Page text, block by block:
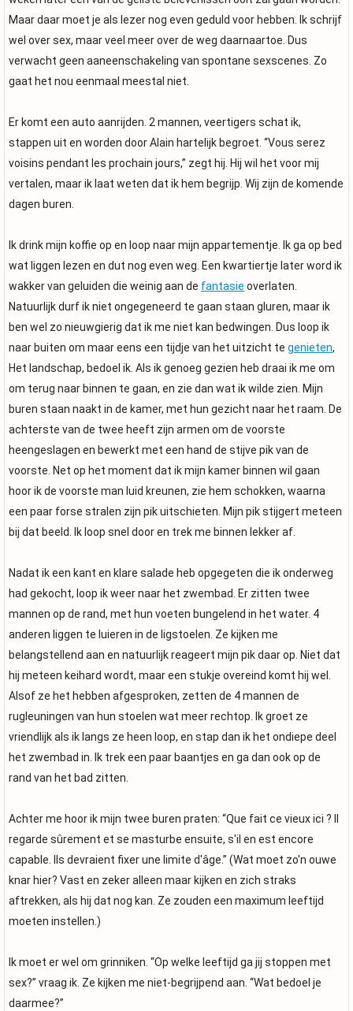
Maar daar moet je als lezer nog even geduld voor hebben. Ik schrijf
wel over sex, maar veel meer over de weg daarnaartoe. Dus
verwacht geen aaneenschakeling van spontane sexscenes. Zo
gaat het nou eenmaal meestal niet.
Er komt een auto aanrijden. 2 mannen, veertigers schat ik,
stappen uit en worden door Alain hartelijk begroet. “Vous serez
voisins pendant les prochain jours,” zegt hij. Hij wil het voor mij
vertalen, maar ik laat weten dat ik hem begrijp. Wij zijn de komende
dagen buren.
Ik drink mijn koffie op en loop naar mijn appartementje. Ik ga op bed
wat liggen lezen en dut nog even weg. Een kwartiertje later word ik
wakker van geluiden die weinig aan de fantasie overlaten.
Natuurlijk durf ik niet ongegeneerd te gaan staan gluren, maar ik
ben wel zo nieuwgierig dat ik me niet kan bedwingen. Dus loop ik
naar buiten om maar eens een tijdje van het uitzicht te genieten,
Het landschap, bedoel ik. Als ik genoeg gezien heb draai ik me om
om terug naar binnen te gaan, en zie dan wat ik wilde zien. Mijn
buren staan naakt in de kamer, met hun gezicht naar het raam. De
achterste van de twee heeft zijn armen om de voorste
heengeslagen en bewerkt met een hand de stijve pik van de
voorste. Net op het moment dat ik mijn kamer binnen wil gaan
hoor ik de voorste man luid kreunen, zie hem schokken, waarna
een paar forse stralen zijn pik uitschieten. Mijn pik stijgert meteen
bij dat beeld. Ik loop snel door en trek me binnen lekker af.
Nadat ik een kant en klare salade heb opgegeten die ik onderweg
had gekocht, loop ik weer naar het zwembad. Er zitten twee
mannen op de rand, met hun voeten bungelend in het water. 4
anderen liggen te luieren in de ligstoelen. Ze kijken me
belangstellend aan en natuurlijk reageert mijn pik daar op. Niet dat
hij meteen keihard wordt, maar een stukje overeind komt hij wel.
Alsof ze het hebben afgesproken, zetten de 4 mannen de
rugleuningen van hun stoelen wat meer rechtop. Ik groet ze
vriendlijk als ik langs ze heen loop, en stap dan ik het ondiepe deel
het zwembad in. Ik trek een paar baantjes en ga dan ook op de
rand van het bad zitten.
Achter me hoor ik mijn twee buren praten: “Que fait ce vieux ici ? Il
regarde sûrement et se masturbe ensuite, s'il en est encore
capable. Ils devraient fixer une limite d'âge.” (Wat moet zo'n ouwe
knar hier? Vast en zeker alleen maar kijken en zich straks
aftrekken, als hij dat nog kan. Ze zouden een maximum leeftijd
moeten instellen.)
Ik moet er wel om grinniken. “Op welke leeftijd ga jij stoppen met
sex?” vraag ik. Ze kijken me niet-begrijpend aan. “Wat bedoel je
daarmee?”